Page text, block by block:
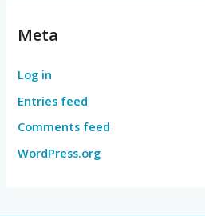
Meta
Log in
Entries feed
Comments feed
WordPress.org